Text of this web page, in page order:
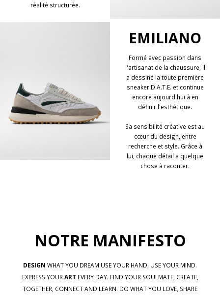
réalité structurée.
EMILIANO
Formé avec passion dans
l'artisanat de la chaussure, il
a dessiné la toute première
sneaker D.A.T.E. et continue
encore aujourd'hui à en
définir l'esthétique.
Sa sensibilité créative est au
cœur du design, entre
recherche et style. Grâce à
lui, chaque détail a quelque
chose à raconter.
NOTRE MANIFESTO
DESIGN WHAT YOU DREAM USE YOUR HAND, USE YOUR MIND.
EXPRESS YOURART EVERY DAY. FIND YOUR SOULMATE, CREATE,
TOGETHER, CONNECT AND LEARN. DO WHAT YOU LOVE, SHARE